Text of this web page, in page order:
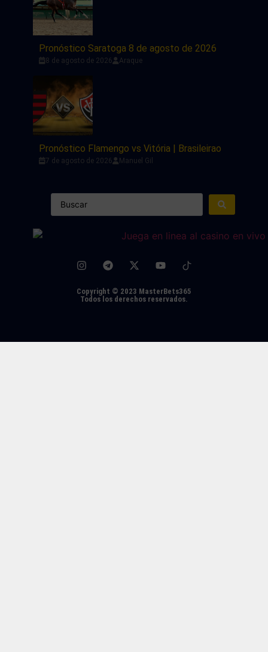
Pronóstico Saratoga 8 de agosto de 2026
8 de agosto de 2026 Araque
Pronóstico Flamengo vs Vitória | Brasileirao
7 de agosto de 2026 Manuel Gil
Copyright © 2023 MasterBets365
Todos los derechos reservados.